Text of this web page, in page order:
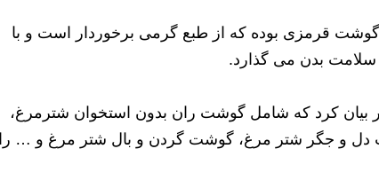
قرمزی بوده که از طبع گرمی برخوردار است و با
سلامت بدن می گذارد.
بیان کرد که شامل گوشت ران بدون استخوان شترمرغ،
و جگر شتر مرغ، گوشت گردن و بال شتر مرغ و … را